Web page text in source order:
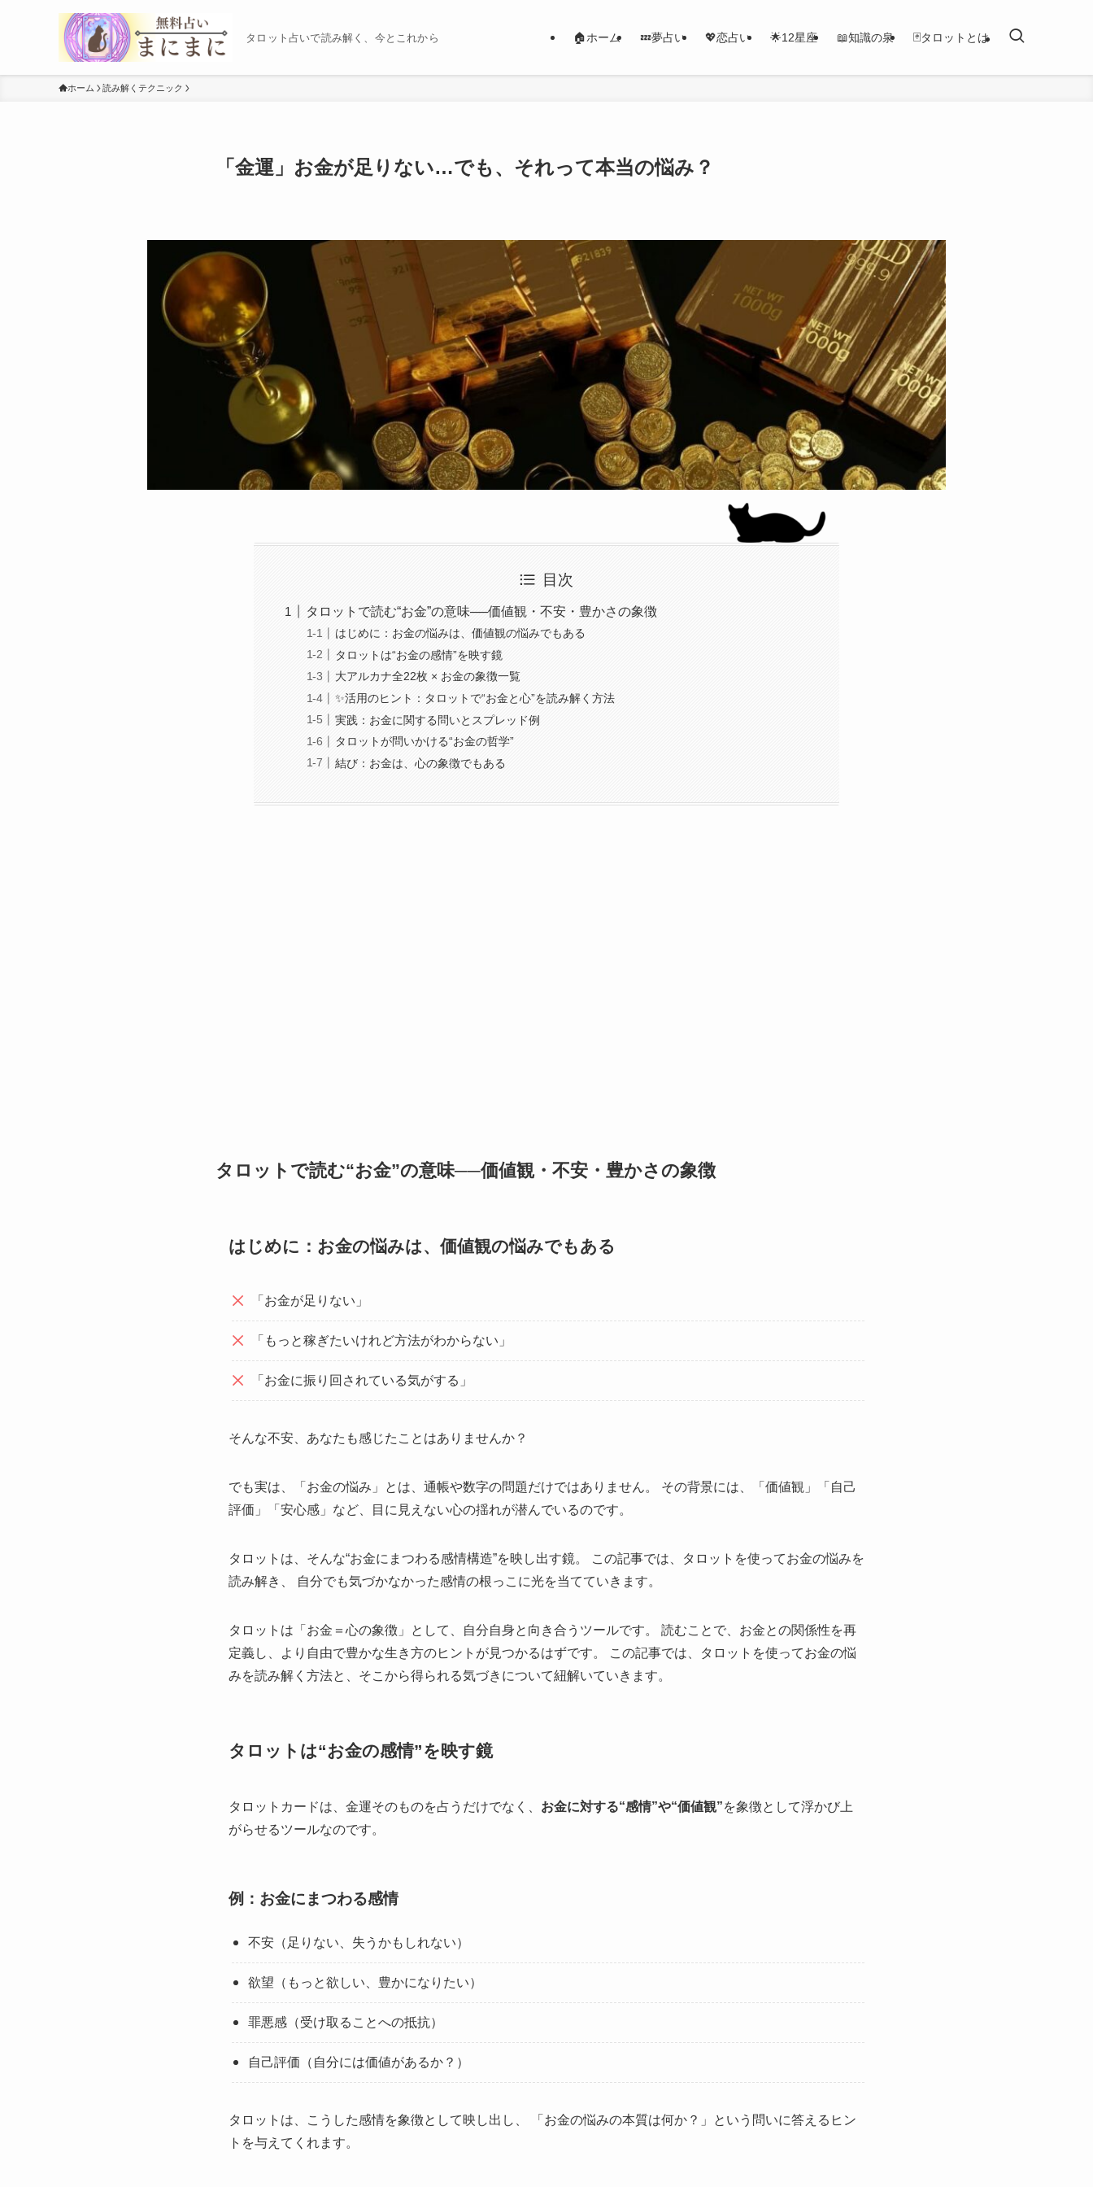
タロット占いで読み解く、今とこれから 🏠ホーム 💤夢占い 💖恋占い 🌟12星座 📖知識の泉 🃏タロットとは
ホーム 読み解くテクニック
「金運」お金が足りない…でも、それって本当の悩み？
目次
タロットで読む“お金”の意味──価値観・不安・豊かさの象徴
はじめに：お金の悩みは、価値観の悩みでもある
タロットは“お金の感情”を映す鏡
大アルカナ全22枚 × お金の象徴一覧
✨活用のヒント：タロットで“お金と心”を読み解く方法
実践：お金に関する問いとスプレッド例
タロットが問いかける“お金の哲学”
結び：お金は、心の象徴でもある
タロットで読む“お金”の意味──価値観・不安・豊かさの象徴
はじめに：お金の悩みは、価値観の悩みでもある
「お金が足りない」
「もっと稼ぎたいけれど方法がわからない」
「お金に振り回されている気がする」
そんな不安、あなたも感じたことはありませんか？
でも実は、「お金の悩み」とは、通帳や数字の問題だけではありません。 その背景には、「価値観」「自己
評価」「安心感」など、目に見えない心の揺れが潜んでいるのです。
タロットは、そんな“お金にまつわる感情構造”を映し出す鏡。 この記事では、タロットを使ってお金の悩みを
読み解き、 自分でも気づかなかった感情の根っこに光を当てていきます。
タロットは「お金＝心の象徴」として、自分自身と向き合うツールです。 読むことで、お金との関係性を再
定義し、より自由で豊かな生き方のヒントが見つかるはずです。 この記事では、タロットを使ってお金の悩
みを読み解く方法と、そこから得られる気づきについて紐解いていきます。
タロットは“お金の感情”を映す鏡
タロットカードは、金運そのものを占うだけでなく、 お金に対する“感情”や“価値観”を象徴として浮かび上
がらせるツールなのです。
例：お金にまつわる感情
不安（足りない、失うかもしれない）
欲望（もっと欲しい、豊かになりたい）
罪悪感（受け取ることへの抵抗）
自己評価（自分には価値があるか？）
タロットは、こうした感情を象徴として映し出し、 「お金の悩みの本質は何か？」という問いに答えるヒン
トを与えてくれます。